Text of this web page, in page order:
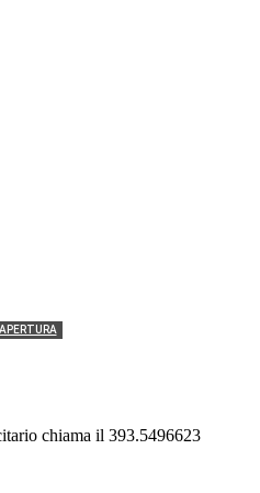
APERTURA
chiama il 393.5496623